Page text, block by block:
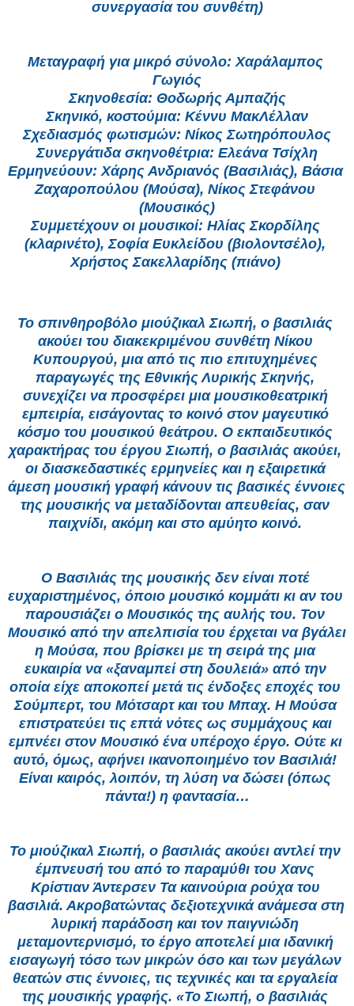
συνεργασία του συνθέτη)
Μεταγραφή για μικρό σύνολο: Χαράλαμπος
Γωγιός
Σκηνοθεσία: Θοδωρής Αμπαζής
Σκηνικό, κοστούμια: Κέννυ ΜακΛέλλαν
Σχεδιασμός φωτισμών: Νίκος Σωτηρόπουλος
Συνεργάτιδα σκηνοθέτρια: Ελεάνα Τσίχλη
Ερμηνεύουν: Χάρης Ανδριανός (Βασιλιάς), Βάσια
Ζαχαροπούλου (Μούσα), Νίκος Στεφάνου
(Μουσικός)
Συμμετέχουν οι μουσικοί: Ηλίας Σκορδίλης
(κλαρινέτο), Σοφία Ευκλείδου (βιολοντσέλο),
Χρήστος Σακελλαρίδης (πιάνο)
Το σπινθηροβόλο μιούζικαλ Σιωπή, ο βασιλιάς
ακούει του διακεκριμένου συνθέτη Νίκου
Κυπουργού, μια από τις πιο επιτυχημένες
παραγωγές της Εθνικής Λυρικής Σκηνής,
συνεχίζει να προσφέρει μια μουσικοθεατρική
εμπειρία, εισάγοντας το κοινό στον μαγευτικό
κόσμο του μουσικού θεάτρου. Ο εκπαιδευτικός
χαρακτήρας του έργου Σιωπή, ο βασιλιάς ακούει,
οι διασκεδαστικές ερμηνείες και η εξαιρετικά
άμεση μουσική γραφή κάνουν τις βασικές έννοιες
της μουσικής να μεταδίδονται απευθείας, σαν
παιχνίδι, ακόμη και στο αμύητο κοινό.
Ο Βασιλιάς της μουσικής δεν είναι ποτέ
ευχαριστημένος, όποιο μουσικό κομμάτι κι αν του
παρουσιάζει ο Μουσικός της αυλής του. Τον
Μουσικό από την απελπισία του έρχεται να βγάλει
η Μούσα, που βρίσκει με τη σειρά της μια
ευκαιρία να «ξαναμπεί στη δουλειά» από την
οποία είχε αποκοπεί μετά τις ένδοξες εποχές του
Σούμπερτ, του Μότσαρτ και του Μπαχ. Η Μούσα
επιστρατεύει τις επτά νότες ως συμμάχους και
εμπνέει στον Μουσικό ένα υπέροχο έργο. Ούτε κι
αυτό, όμως, αφήνει ικανοποιημένο τον Βασιλιά!
Είναι καιρός, λοιπόν, τη λύση να δώσει (όπως
πάντα!) η φαντασία…
Το μιούζικαλ Σιωπή, ο βασιλιάς ακούει αντλεί την
έμπνευσή του από το παραμύθι του Χανς
Κρίστιαν Άντερσεν Τα καινούρια ρούχα του
βασιλιά. Ακροβατώντας δεξιοτεχνικά ανάμεσα στη
λυρική παράδοση και τον παιγνιώδη
μεταμοντερνισμό, το έργο αποτελεί μια ιδανική
εισαγωγή τόσο των μικρών όσο και των μεγάλων
θεατών στις έννοιες, τις τεχνικές και τα εργαλεία
της μουσικής γραφής. «Το Σιωπή, ο βασιλιάς